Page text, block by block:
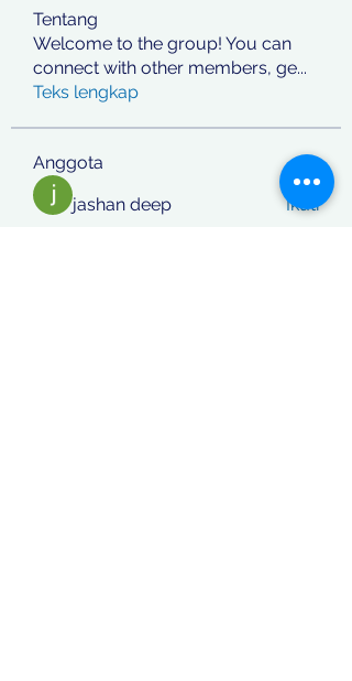
Tentang
Welcome to the group! You can
connect with other members, ge...
Teks lengkap
Anggota
jashan deep
Ikuti